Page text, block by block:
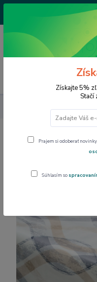
/Po-Pi 9-17 hod/
Dom a byt Obrus PVC,
Obrus PVC,
Získajte 5%
Stačí
Prajem si odoberať
Súhlasím so